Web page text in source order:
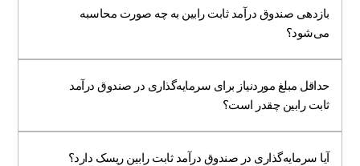
بازدهی صندوق درآمد ثابت رابین به چه صورت محاسبه
می‌شود؟
حداقل مبلغ موردنیاز برای سرمایه‌گذاری در صندوق درآمد
ثابت رابین چقدر است؟
آیا سرمایه‌گذاری در صندوق درآمد ثابت رابین ریسک دارد؟